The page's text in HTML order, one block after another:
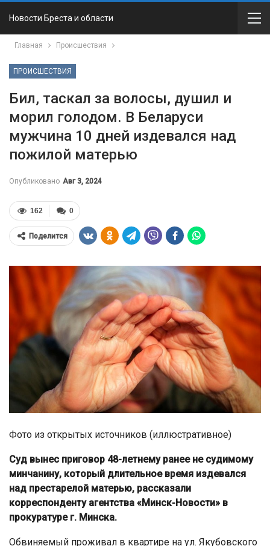
Новости Бреста и области
Главная Происшествия
ПРОИСШЕСТВИЯ
Бил, таскал за волосы, душил и
морил голодом. В Беларуси
мужчина 10 дней издевался над
пожилой матерью
Опубликовано Авг 3, 2024
0
162
Поделится
Фото из открытых источников (иллюстративное)
Суд вынес приговор 48-летнему ранее не судимому
минчанину, который длительное время издевался
над престарелой матерью, рассказали
корреспонденту агентства «Минск-Новости» в
прокуратуре г. Минска.
Обвиняемый проживал в квартире на ул. Якубовского